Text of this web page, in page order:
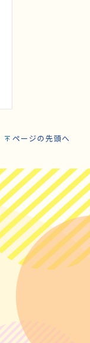
ページの先頭へ